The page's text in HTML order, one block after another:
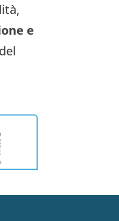
e